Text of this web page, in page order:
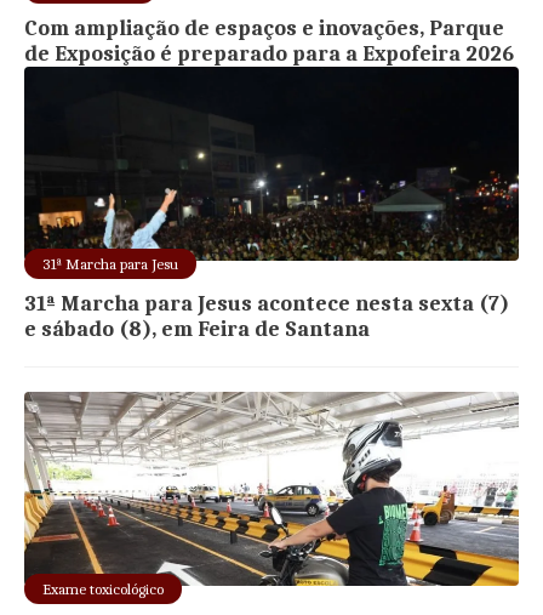
Com ampliação de espaços e inovações, Parque
de Exposição é preparado para a Expofeira 2026
31ª Marcha para Jesu
31ª Marcha para Jesus acontece nesta sexta (7)
e sábado (8), em Feira de Santana
Exame toxicológico